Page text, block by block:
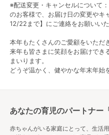
ベビーベッドは商品によ
きく異なるため、自宅に置
を選んでください。
▼こちらでもっと詳しく解
【ベビーベッドのサイズ
標準サイズで後悔しない為
ベビーカー
赤ちゃんとのお出かけに
※配送変更・キャンセルについて
のお客様で、お届け日の変更やキ
12/22まで】にご連絡をお願いいた
本年もたくさんのご愛顧をいただ
来年も皆さまに笑顔をお届けでき
まいります。
どうぞ温かく、健やかな年末年始
あなたの育児のパートナー
赤ちゃんがいる家庭にとって、生活